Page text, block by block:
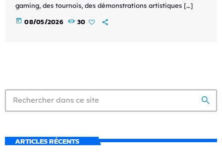
gaming, des tournois, des démonstrations artistiques […]
today 08/05/2026 30
search
ARTICLES RÉCENTS